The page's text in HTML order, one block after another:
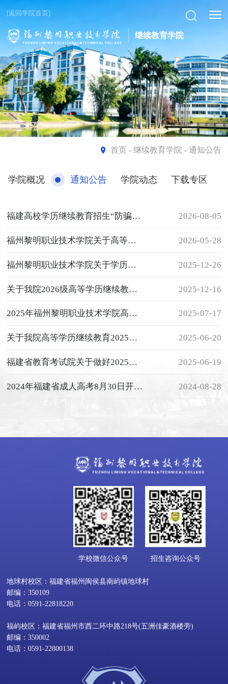
[返回学院首页]
继续教育学院
首页- 继续教育学院 - 通知公告
学院概况 通知公告 学院动态 下载专区
福建高校学历继续教育招生“防骗指南” 2026-08-05
福州黎明职业技术学院关于高等学历继续教育图像信息采集工作的通知 2026-05-28
福州黎明职业技术学院关于学历继续教育办学问题整改完成情况的公告 2025-12-26
关于我院2026级高等学历继续教育新生录取工作的公告 2025-12-16
2025年福州黎明职业技术学院高等学历继续教育招生简章 2025-07-17
关于我院高等学历继续教育2025学年第一学期期末考试安排的通知 2025-06-20
福建省教育考试院关于做好2025年普通高校专升本考试获奖考生资格申报工作的通知 2025-06-19
2024年福建省成人高考8月30日开始报名了！ 2024-08-28
学校微信公众号 招生咨询公众号
地球村校区：福建省福州闽侯县南屿镇地球村
邮编：350109
电话：0591-22818220
福屿校区：福建省福州市西二环中路218号(五洲佳豪酒楼旁)
邮编：350002
电话：0591-22800138